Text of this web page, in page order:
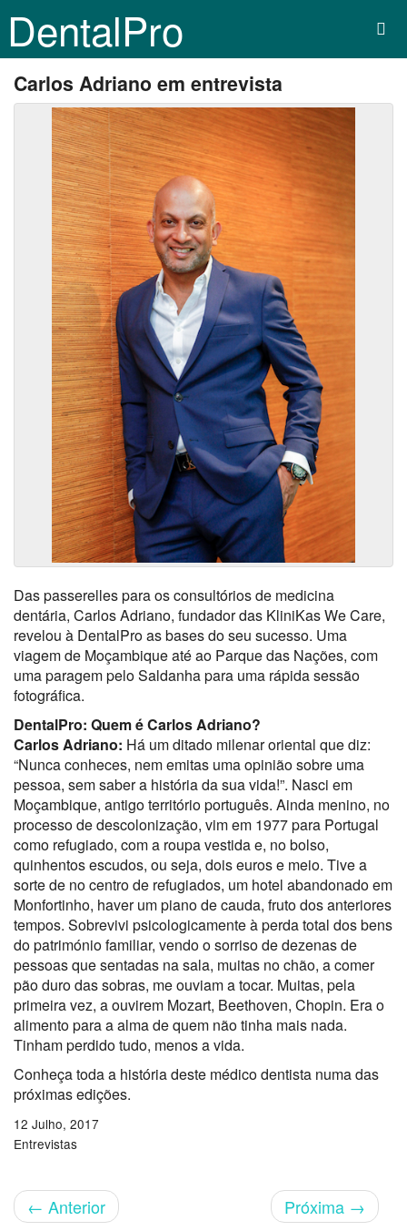
DentalPro
Carlos Adriano em entrevista
Das passerelles para os consultórios de medicina
dentária, Carlos Adriano, fundador das KliniKas We Care,
revelou à DentalPro as bases do seu sucesso. Uma
viagem de Moçambique até ao Parque das Nações, com
uma paragem pelo Saldanha para uma rápida sessão
fotográfica.
DentalPro: Quem é Carlos Adriano?
Carlos Adriano: Há um ditado milenar oriental que diz:
“Nunca conheces, nem emitas uma opinião sobre uma
pessoa, sem saber a história da sua vida!”. Nasci em
Moçambique, antigo território português. Ainda menino, no
processo de descolonização, vim em 1977 para Portugal
como refugiado, com a roupa vestida e, no bolso,
quinhentos escudos, ou seja, dois euros e meio. Tive a
sorte de no centro de refugiados, um hotel abandonado em
Monfortinho, haver um piano de cauda, fruto dos anteriores
tempos. Sobrevivi psicologicamente à perda total dos bens
do património familiar, vendo o sorriso de dezenas de
pessoas que sentadas na sala, muitas no chão, a comer
pão duro das sobras, me ouviam a tocar. Muitas, pela
primeira vez, a ouvirem Mozart, Beethoven, Chopin. Era o
alimento para a alma de quem não tinha mais nada.
Tinham perdido tudo, menos a vida.
Conheça toda a história deste médico dentista numa das
próximas edições.
12 Julho, 2017
Entrevistas
← Anterior Próxima →